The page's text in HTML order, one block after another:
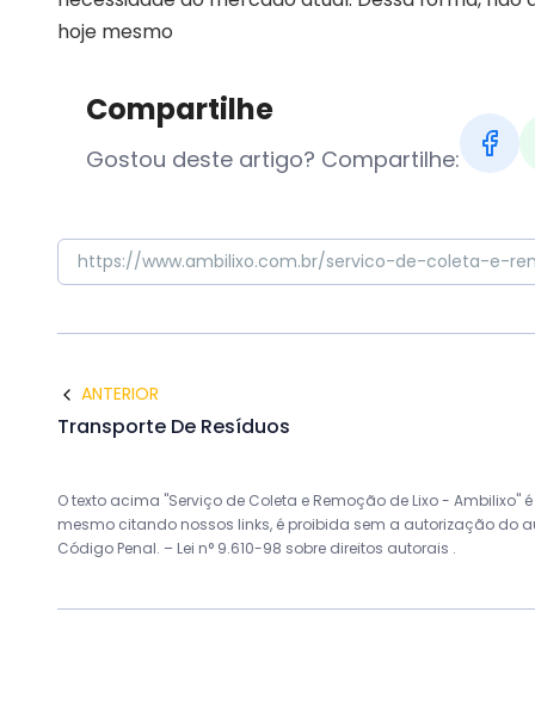
hoje mesmo
Compartilhe
Gostou deste artigo? Compartilhe:
ANTERIOR
Transporte De Resíduos
O texto acima "Serviço de Coleta e Remoção de Lixo -
mesmo citando nossos links, é proibida sem a autorização do
Código Penal. – Lei n° 9.610-98 sobre direitos autorais .